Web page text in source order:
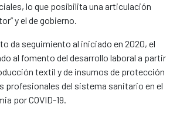
lo que posibilita una articulación
y el de gobierno.
da seguimiento al iniciado en 2020, el
al fomento del desarrollo laboral a partir
textil y de insumos de protección
profesionales del sistema sanitario en el
por COVID-19.